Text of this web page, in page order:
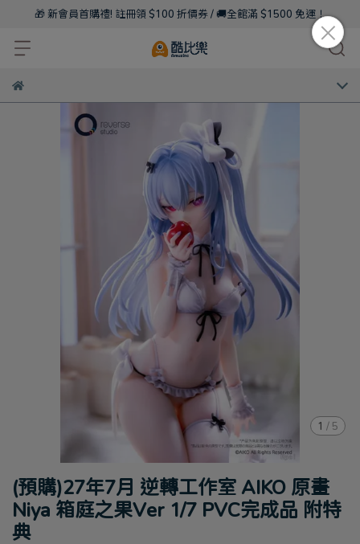
🎁 新會員首購禮! 註冊領 $100 折價券 / 🚚全館滿 $1500 免運！
1 / 5
(預購)27年7月 逆轉工作室 AIKO 原畫
Niya 箱庭之果Ver 1/7 PVC完成品 附特
典